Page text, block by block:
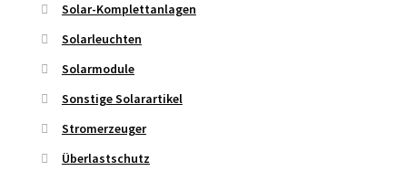
Solar-Komplettanlagen
Solarleuchten
Solarmodule
Sonstige Solarartikel
Stromerzeuger
Überlastschutz